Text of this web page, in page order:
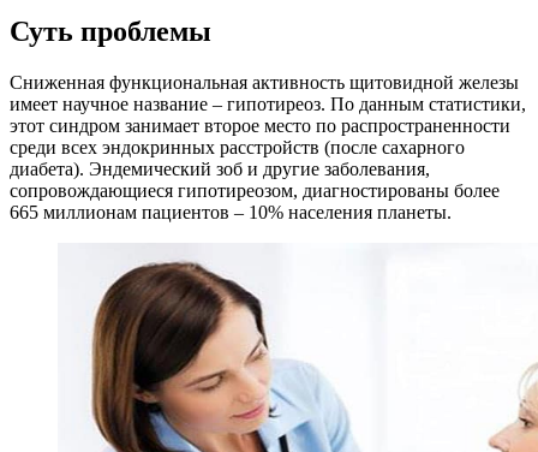
Суть проблемы
Сниженная функциональная активность щитовидной железы
имеет научное название – гипотиреоз. По данным статистики,
этот синдром занимает второе место по распространенности
среди всех эндокринных расстройств (после сахарного
диабета). Эндемический зоб и другие заболевания,
сопровождающиеся гипотиреозом, диагностированы более
665 миллионам пациентов – 10% населения планеты.